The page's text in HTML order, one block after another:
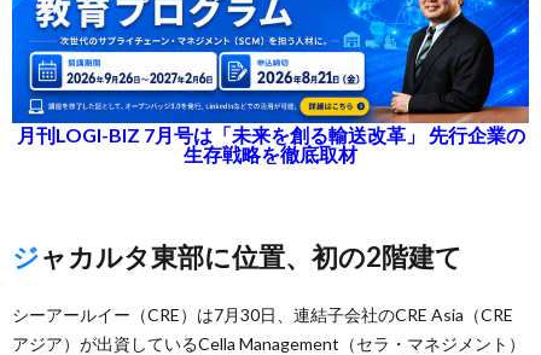
月刊LOGI-BIZ 7月号は「未来を創る輸送改革」 先行企業の
生存戦略を徹底取材
ジャカルタ東部に位置、初の2階建て
シーアールイー（CRE）は7月30日、連結子会社のCRE Asia（CRE
アジア）が出資しているCella Management（セラ・マネジメント）